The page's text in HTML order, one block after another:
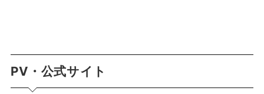
PV・公式サイト